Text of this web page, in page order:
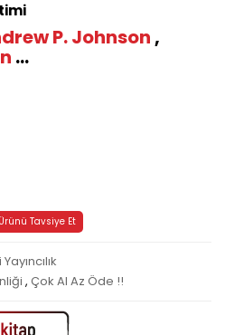
P. Johnson ,
...
Ürünü Tavsiye Et
, Çok Al Az Öde !!